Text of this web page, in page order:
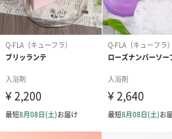
てびっくり！サプライズギフトとし
誕生日、送別、母の日などさまざま
す。
飾るだけじゃないフラワーギフ
こちらは見た目は普通のお花のよう